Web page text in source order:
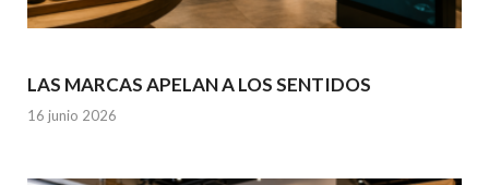
LAS MARCAS APELAN A LOS SENTIDOS
16 junio 2026